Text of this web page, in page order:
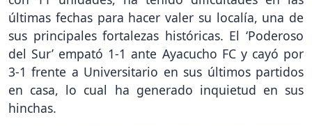
últimas fechas para hacer valer su localía, una de
sus principales fortalezas históricas. El ‘Poderoso
del Sur’ empató 1-1 ante Ayacucho FC y cayó por
3-1 frente a Universitario en sus últimos partidos
en casa, lo cual ha generado inquietud en sus
hinchas.